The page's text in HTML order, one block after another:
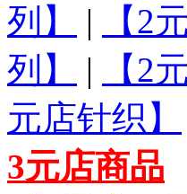
列】
| 【2
列】
|
【2
元店针织】
3元店商品